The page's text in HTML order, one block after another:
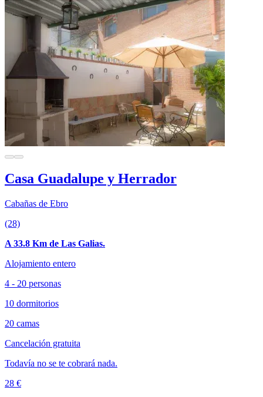
Casa Guadalupe y Herrador
Cabañas de Ebro
(28)
A 33.8 Km de Las Galias.
Alojamiento entero
4 - 20 personas
10 dormitorios
20 camas
Cancelación gratuita
Todavía no se te cobrará nada.
28 €